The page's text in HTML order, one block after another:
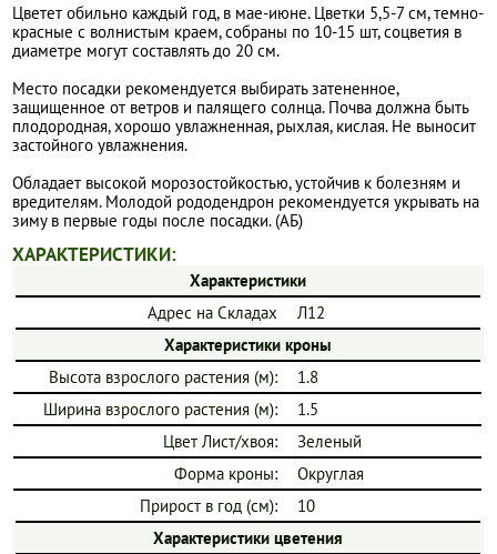
Цветет обильно каждый год, в мае-июне. Цветки 5,5-7 см, темно-
красные с волнистым краем, собраны по 10-15 шт, соцветия в
диаметре могут составлять до 20 см.
Место посадки рекомендуется выбирать затененное,
защищенное от ветров и палящего солнца. Почва должна быть
плодородная, хорошо увлажненная, рыхлая, кислая. Не выносит
застойного увлажнения.
Обладает высокой морозостойкостью, устойчив к болезням и
вредителям. Молодой рододендрон рекомендуется укрывать на
зиму в первые годы после посадки. (АБ)
ХАРАКТЕРИСТИКИ:
Характеристики
Адрес на Складах
Л12
Характеристики кроны
Высота взрослого растения (м):
1.8
Ширина взрослого растения (м):
1.5
Цвет Лист/хвоя:
Зеленый
Форма кроны:
Округлая
Прирост в год (см):
10
Характеристики цветения